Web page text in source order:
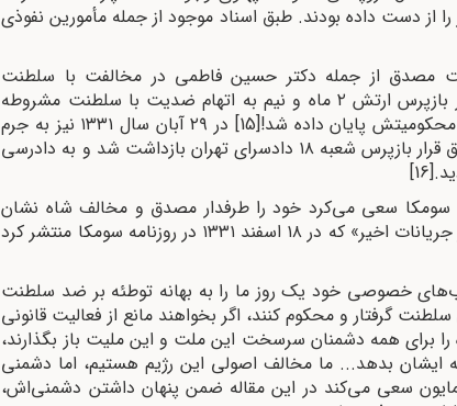
از دست داده بودند. طبق اسناد موجود از جمله مأمورین نفوذی
مصدق از جمله دکتر حسین فاطمی در مخالفت با سلطنت
مشروطه بر آمد. در این هنگام به موجب قرار بازپرس ارتش ۲ ماه و نیم به اتهام ضدیت با سلطنت مشروطه
پایان داده شد![15]
در ۲۹ آبان سال ۱۳۳۱ نیز به جرم
حمل اسلحه غیرمجاز و غارت و آتش‌سوزی طبق قرار بازپرس شعبه ۱۸ دادسرای تهران بازداشت شد و به دادرسی
[16]
سومکا سعی می‌کرد خود را طرفدار مصدق و مخالف شاه نشان
دهد. وی در مقاله‌ای تحت عنوان «حزب ما در جریانات اخیر» که در ۱۸ اسفند ۱۳۳۱ در روزنامه سومکا منتشر کرد
خصوصی خود یک روز ما را به بهانه توطئه بر ضد سلطنت
گرفتار و محکوم کنند، اگر بخواهند مانع از فعالیت قانونی
برای همه دشمنان سرسخت این ملت و این ملیت باز بگذارند،
ایشان بدهد... ما مخالف اصولی این رژیم هستیم، اما دشمنی
سعی می‌کند در این مقاله ضمن پنهان داشتن دشمنی‌اش،